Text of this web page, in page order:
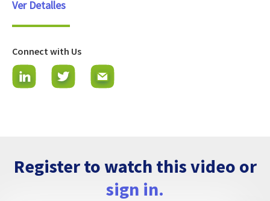
Ver Detalles
Connect with Us
Register to watch this video or
sign in.